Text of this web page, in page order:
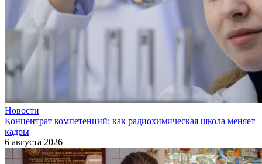
Новости
Концентрат компетенций: как радиохимическая школа меняет
кадры
6 августа 2026